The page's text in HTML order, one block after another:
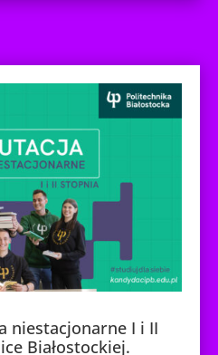
niestacjonarne I i II
Białostockiej.